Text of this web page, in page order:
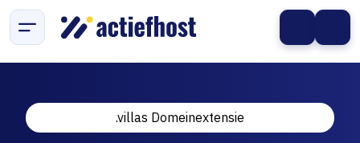
.villas Domeinextensie